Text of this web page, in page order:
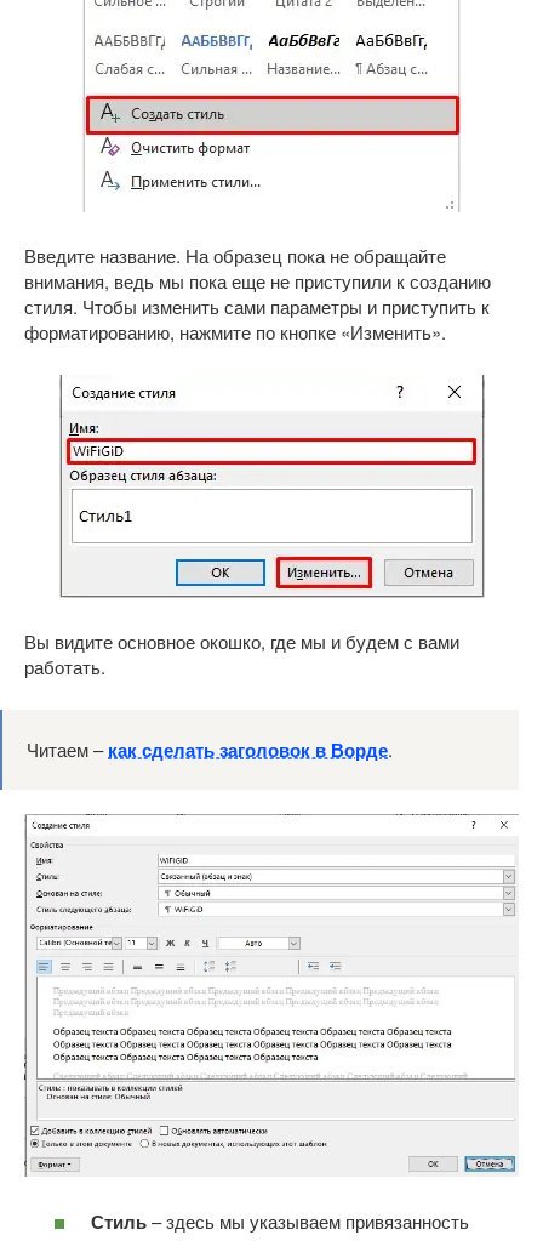
Введите название. На образец пока не обращайте
внимания, ведь мы пока еще не приступили к созданию
стиля. Чтобы изменить сами параметры и приступить к
форматированию, нажмите по кнопке «Изменить».
Вы видите основное окошко, где мы и будем с вами
работать.
Читаем –как сделать заголовок в Ворде.
Стиль– здесь мы указываем привязанность